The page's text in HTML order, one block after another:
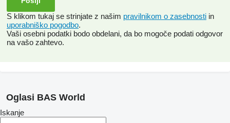
S klikom tukaj se strinjate z našim pravilnikom o zasebnosti in
uporabniško pogodbo.
Vaši osebni podatki bodo obdelani, da bo mogoče podati odgovor
na vašo zahtevo.
Oglasi BAS World
Iskanje